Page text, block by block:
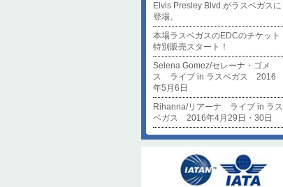
Elvis Presley Blvd.がラスベガスに
登場。
本場ラスベガスのEDCのチケット
特別販売スタート！
Selena Gomez/セレーナ・ゴメ
ス ライブ in ラスベガス 2016
年5月6日
Rihanna/リアーナ ライブ in ラス
ベガス 2016年4月29日・30日